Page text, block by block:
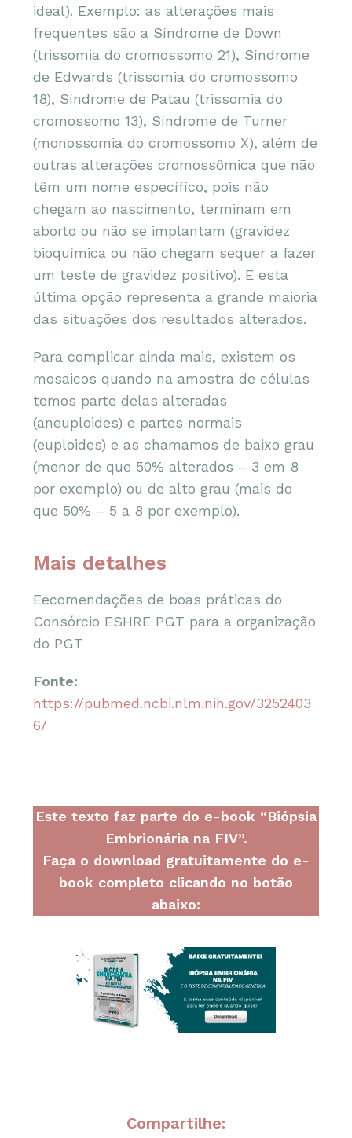
ideal). Exemplo: as alterações mais
frequentes são a Síndrome de Down
(trissomia do cromossomo 21), Síndrome
de Edwards (trissomia do cromossomo
18), Síndrome de Patau (trissomia do
cromossomo 13), Síndrome de Turner
(monossomia do cromossomo X), além de
outras alterações cromossômica que não
têm um nome específico, pois não
chegam ao nascimento, terminam em
aborto ou não se implantam (gravidez
bioquímica ou não chegam sequer a fazer
um teste de gravidez positivo). E esta
última opção representa a grande maioria
das situações dos resultados alterados.
Para complicar ainda mais, existem os
mosaicos quando na amostra de células
temos parte delas alteradas
(aneuploides) e partes normais
(euploides) e as chamamos de baixo grau
(menor de que 50% alterados – 3 em 8
por exemplo) ou de alto grau (mais do
que 50% – 5 a 8 por exemplo).
Mais detalhes
Eecomendações de boas práticas do
Consórcio ESHRE PGT para a organização
do PGT
Fonte:
https://pubmed.ncbi.nlm.nih.gov/3252403
6/
Este texto faz parte do e-book “Biópsia
Embrionária na FIV”.
Faça o download gratuitamente do e-
book completo clicando no botão
abaixo:
Compartilhe: